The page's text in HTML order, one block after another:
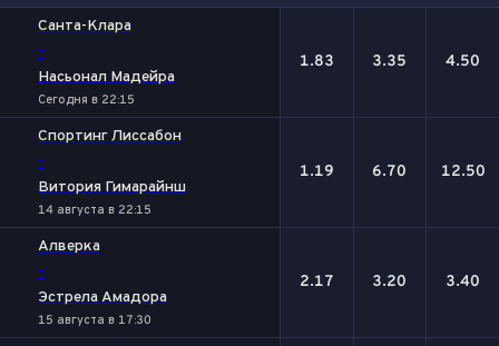
Санта-Клара
-
Насьонал Мадейра
Сегодня в 22:15
1.83 3.35 4.50
Спортинг Лиссабон
-
Витория Гимарайнш
14 августа в 22:15
1.19 6.70 12.50
Алверка
-
Эстрела Амадора
15 августа в 17:30
2.17 3.20 3.40